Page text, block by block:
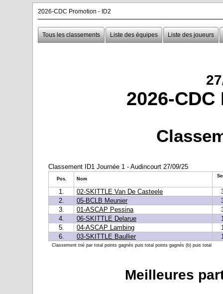
2026-CDC Promotion - ID2
Tous les classements Liste des équipes Liste des joueurs
2026-
Classement ID1 Journée 1 - Audincourt 27/09/25
Pos. Nom
1. 02-SKITTLE Van De Casteele
2.
05-BCLB Meunier
3.
01-ASCAP Pessina
4.
06-SKITTLE Delarue
5.
04-ASCAP Lambing
6.
03-SKITTLE Baullier
Classement trié par total points gagnés puis total points gagnés (b) puis total
Meilleures